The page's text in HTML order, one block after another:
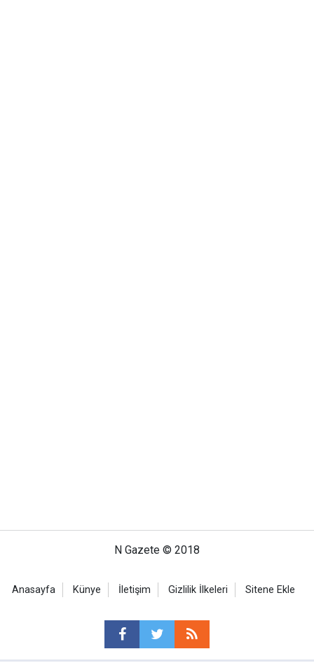
N Gazete © 2018
Anasayfa Künye İletişim Gizlilik İlkeleri Sitene Ekle